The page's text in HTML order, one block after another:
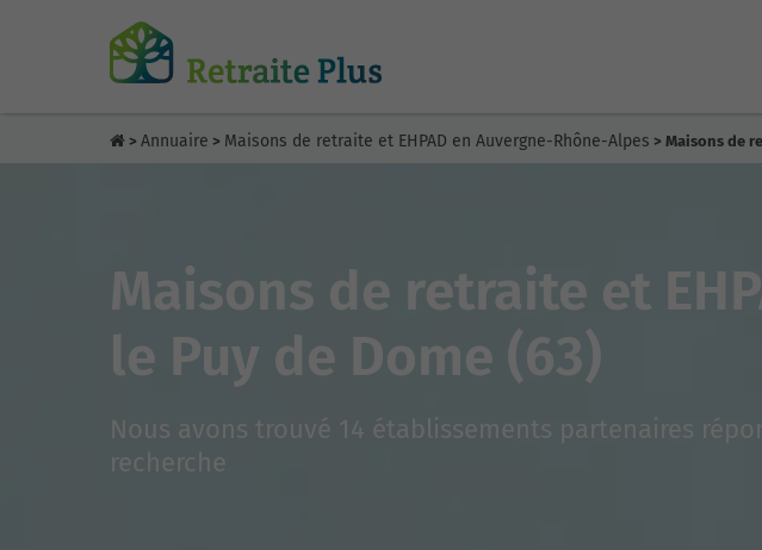
> Annuaire > Maisons de retraite et EHPAD en Auvergne-Rhône-Alpes > Maisons de
Maisons de retraite et
le Puy de Dome (63)
Nous avons trouvé 14 établissements partenaires
recherche